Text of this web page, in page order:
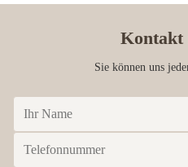
Kontakt
Sie können uns